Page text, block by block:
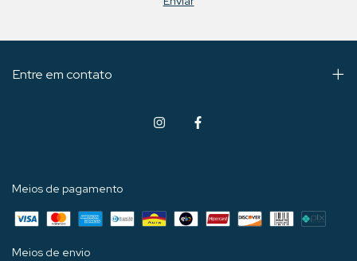
Entre em contato
Meios de pagamento
Meios de envio